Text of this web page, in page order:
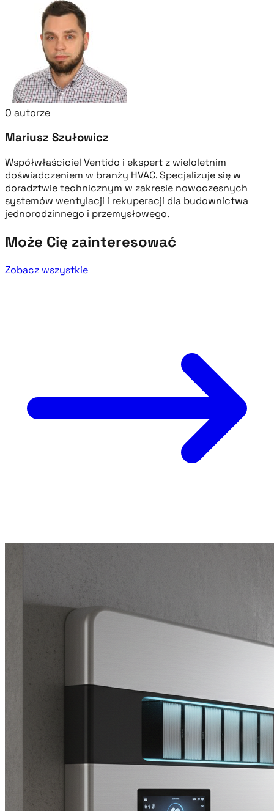
O autorze
Mariusz Szułowicz
Współwłaściciel Ventido i ekspert z wieloletnim
doświadczeniem w branży HVAC. Specjalizuje się w
doradztwie technicznym w zakresie nowoczesnych
systemów wentylacji i rekuperacji dla budownictwa
jednorodzinnego i przemysłowego.
Może Cię zainteresować
Zobacz wszystkie